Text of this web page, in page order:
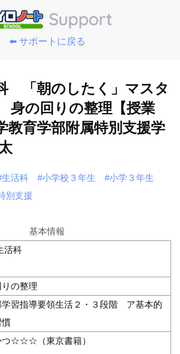
⬅️ サポートに戻る
「朝のしたく」マスタ
の回りの整理【授業
教育学部附属特別支援学
生活科 #小学校３年生
#小学３年生
別支援
基本情報
活科
の整理
学習指導要領生活２・３段階 ア基本的
慣
つ☆☆☆（東京書籍）